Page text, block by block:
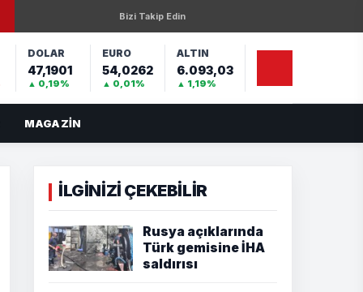
Bizi Takip Edin
DOLAR
47,1901
▲ 0,19%
EURO
54,0262
▲ 0,01%
ALTIN
6.093,03
▲ 1,19%
MAGAZIN
İLGİNİZİ ÇEKEBİLİR
Rusya açıklarında
Türk gemisine İHA
saldırısı